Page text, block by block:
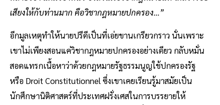
เสียงให้กับท่านมาก คือวิชากฎหมายปกครอง...”
อีกมูลเหตุทำให้นายปรีดีเป็นที่เอ่ยขานเกรียวกราว นั่นเพราะ
เขาไม่เพียงสอนแค่วิชากฎหมายปกครองอย่างเดียว กลับหมั่น
สอดแทรกเนื้อหาว่าด้วยกฎหมายรัฐธรรมนูญใช้ปกครองรัฐ
หรือ Droit Constitutionnel ซึ่งเขาเคยเรียนรู้มาสมัยเป็น
นักศึกษานิติศาสตร์ที่ประเทศฝรั่งเศสในการบรรยายให้